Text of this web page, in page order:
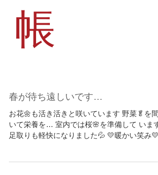
帳
春が待ち遠しいです…
お花🌼も活き活きと咲いています 野菜🥬を間
いて栄養を… 室内では桜🌸を準備して います
足取りも軽快になりました💦 💛暖かい笑み💛